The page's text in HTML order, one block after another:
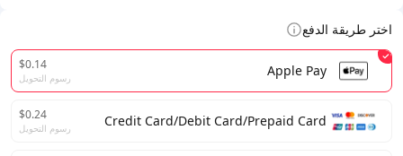
اختر طريقة الدفع
Apple Pay
$0.14
رسوم التحويل
Credit Card/Debit Card/Prepaid Card
$0.24
رسوم التحويل